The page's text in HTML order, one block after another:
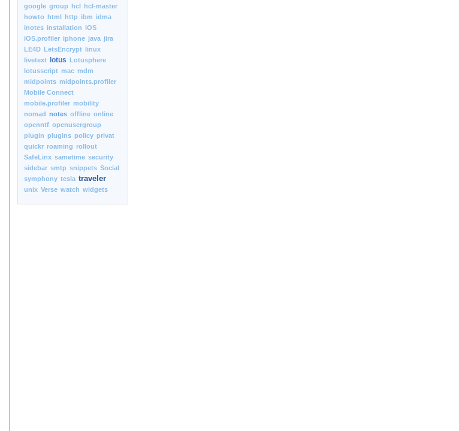
google group hcl hcl-master
howto html http ibm idma
inotes installation iOS
iOS.profiler iphone java jira
LE4D LetsEncrypt linux
livetext
lotus Lotusphere
lotusscript mac mdm
midpoints midpoints.profiler
Mobile Connect
mobile.profiler mobility
nomad notes offline online
openntf openusergroup
plugin plugins policy privat
quickr roaming rollout
SafeLinx sametime security
sidebar smtp snippets Social
symphony tesla traveler
unix Verse watch widgets